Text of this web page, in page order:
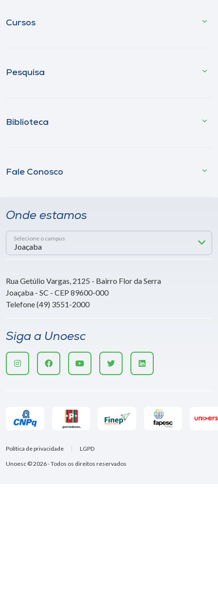
Cursos
Pesquisa
Biblioteca
Fale Conosco
Onde estamos
Selecione o campus
Rua Getúlio Vargas, 2125 - Bairro Flor da Serra
Joaçaba - SC - CEP 89600-000
Telefone (49) 3551-2000
Siga a Unoesc
Unoesc © 2026 - Todos os direitos reservados
Política de privacidade LGPD